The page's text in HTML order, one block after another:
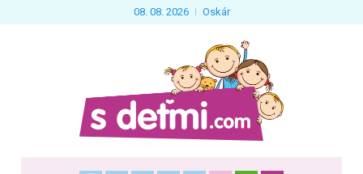
08. 08. 2026 Oskár